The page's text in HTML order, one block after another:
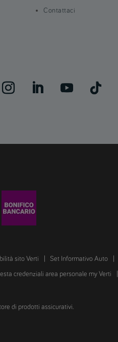
Contattaci
sito Verti Set Informativo Auto
credenziali area personale my Verti
di prodotti assicurativi.